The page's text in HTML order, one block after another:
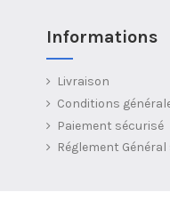
Informations
Livraison
Conditions
Paiement sécurisé
Réglement